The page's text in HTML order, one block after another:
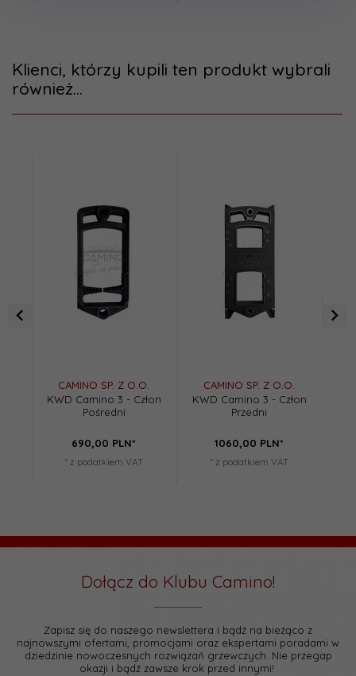
Klienci, którzy kupili ten produkt wybrali
również...
CAMINO SP. Z O.O.
KWD Camino 3 - Człon
Pośredni
690,00 PLN*
* z podatkiem VAT
CAMINO SP. Z O.O.
KWD Camino 3 - Człon
Przedni
1060,00 PLN*
* z podatkiem VAT
Dołącz do Klubu Camino!
Zapisz się do naszego newslettera i bądź na bieżąco z
najnowszymi ofertami, promocjami oraz ekspertami poradami w
dziedzinie nowoczesnych rozwiązań grzewczych. Nie przegap
okazji i bądź zawsze krok przed innymi!